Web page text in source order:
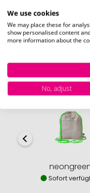
Schnell und einfach
herunterladen.
Verfügbare
Sofort
We use cookies
We may place these for
show personalised content
more information about the
No, adjust